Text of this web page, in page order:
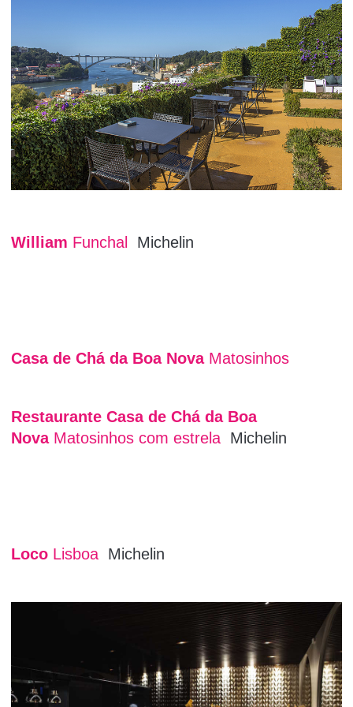
William Funchal Michelin
Casa de Chá da Boa NovaMatosinhos
Restaurante Casa de Chá da Boa
NovaMatosinhos com estrela Michelin
Loco Lisboa Michelin